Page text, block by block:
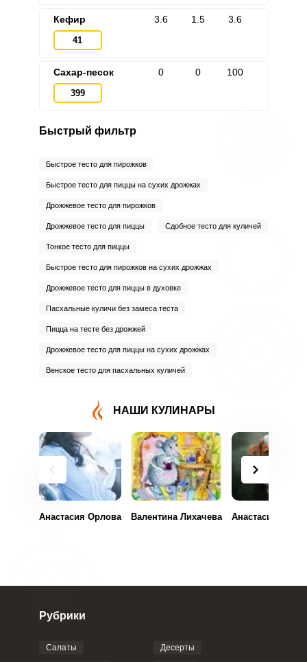
Кефир
41
3.6 1.5 3.6
Сахар-песок
399
0 0 100
Быстрый фильтр
Быстрое тесто для пирожков
Быстрое тесто для пиццы на сухих дрожжах
Дрожжевое тесто для пирожков
Дрожжевое тесто для пиццы Сдобное тесто для куличей
Тонкое тесто для пиццы
Быстрое тесто для пирожков на сухих дрожжах
Дрожжевое тесто для пиццы в духовке
Пасхальные куличи без замеса теста
Пицца на тесте без дрожжей
Дрожжевое тесто для пиццы на сухих дрожжах
Венское тесто для пасхальных куличей
НАШИ КУЛИНАРЫ
Анастасия Орлова Валентина Лихачева Анастасия
Рубрики
Салаты Десерты